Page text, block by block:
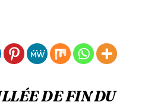
DE FIN DU